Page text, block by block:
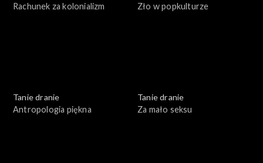
Rachunek za kolonializm
Zło w popkulturze
Tanie dranie
Antropologia piękna
Tanie dranie
Za mało seksu